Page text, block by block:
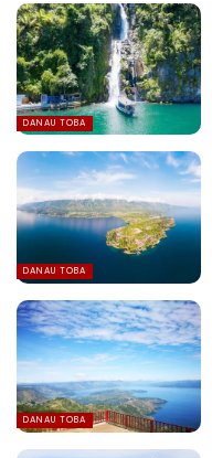
DANAU TOBA
DANAU TOBA
DANAU TOBA